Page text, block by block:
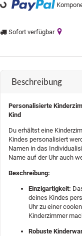
Sofort verfügbar
Beschreibung
Personalisierte
Kind
Du erhältst eine
Kindes personalisiert
Namen in das
Name auf der Uhr auch
Beschreibung:
Einzigartigkeit:
deines Kindes
Uhr zu einer
Kinderzimmer
Robuste